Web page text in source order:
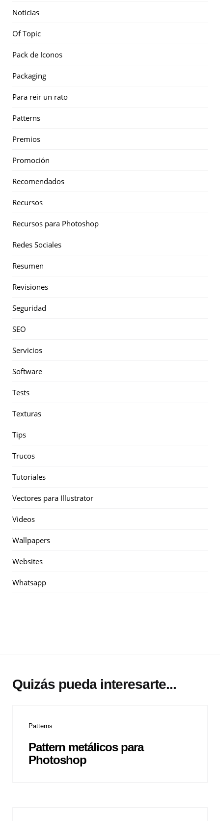
Noticias
Of Topic
Pack de Iconos
Packaging
Para reir un rato
Patterns
Premios
Promoción
Recomendados
Recursos
Recursos para Photoshop
Redes Sociales
Resumen
Revisiones
Seguridad
SEO
Servicios
Software
Tests
Texturas
Tips
Trucos
Tutoriales
Vectores para Illustrator
Videos
Wallpapers
Websites
Whatsapp
Quizás pueda interesarte...
Patterns
Pattern metálicos para
Photoshop